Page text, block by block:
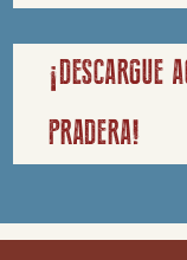
¡DESCARGUE
PRADERA!